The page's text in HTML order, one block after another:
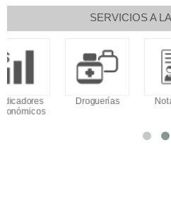
SERVICIOS A
Droguerías Notarías